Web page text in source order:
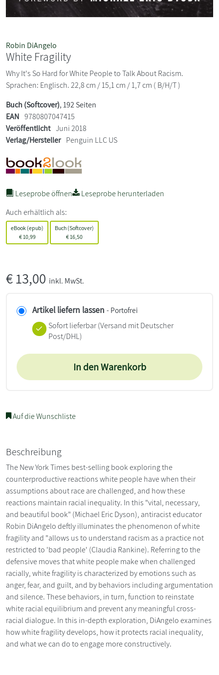
Robin DiAngelo
White Fragility
Why It's So Hard for White People to Talk About Racism.
Sprachen: Englisch. 22,8 cm / 15,1 cm / 1,7 cm ( B/H/T )
Buch (Softcover), 192 Seiten
EAN 9780807047415
Veröffentlicht Juni 2018
Verlag/Hersteller Penguin LLC US
Leseprobe öffnen
Leseprobe herunterladen
Auch erhältlich als:
eBook (epub)
€10,99
Buch (Softcover)
€ 16,50
€13,00 inkl. MwSt.
Artikel liefern lassen - Portofrei
Sofort lieferbar(Versand mit Deutscher
Post/DHL)
In den Warenkorb
Auf die Wunschliste
Beschreibung
The New York Times best-selling book exploring the
counterproductive reactions white people have when their
assumptions about race are challenged, and how these
reactions maintain racial inequality. In this "vital, necessary,
and beautiful book" (Michael Eric Dyson), antiracist educator
Robin DiAngelo deftly illuminates the phenomenon of white
fragility and "allows us to understand racism as a practice not
restricted to 'bad people' (Claudia Rankine). Referring to the
defensive moves that white people make when challenged
racially, white fragility is characterized by emotions such as
anger, fear, and guilt, and by behaviors including argumentation
and silence. These behaviors, in turn, function to reinstate
white racial equilibrium and prevent any meaningful cross-
racial dialogue. In this in-depth exploration, DiAngelo examines
how white fragility develops, how it protects racial inequality,
and what we can do to engage more constructively.